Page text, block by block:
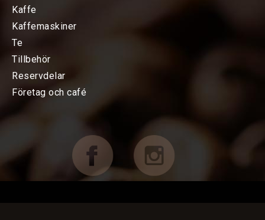
KAFFEMASKINER
Espressomaskiner
FÖRETAG OCH CAFÉ
Kaffe
Kaffemaskiner
Te
Tillbehör
Reservdelar
Företag och café